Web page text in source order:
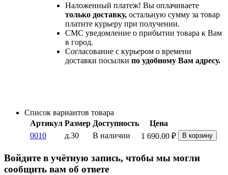
Наложенный платеж! Вы оплачиваете
только доставку, остальную сумму за товар
платите курьеру при получении.
СМС уведомление о прибытии товара к Вам
в город.
Согласование с курьером о времени
доставки посылки по удобному Вам адресу.
Список вариантов товара
Артикул Размер Доступность
Цена
0010
д.30 В наличии 1 690.00 ₽ В корзину
Войдите в учётную запись, чтобы мы могли
сообщить вам об ответе